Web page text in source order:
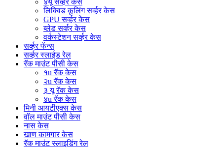
लिक्विड कूलिंग सर्व्हर केस
GPU सर्व्हर केस
ब्लेड सर्व्हर केस
वर्कस्टेशन सर्व्हर केस
सर्व्हर फॅन्स
सर्व्हर स्लाईड रेल
रॅक माउंट पीसी केस
१u रॅक केस
२u रॅक केस
३ यू रॅक केस
४u रॅक केस
मिनी आयटीएक्स केस
वॉल माउंट पीसी केस
नास केस
खाण कामगार केस
रॅक माउंट स्लाइडिंग रेल